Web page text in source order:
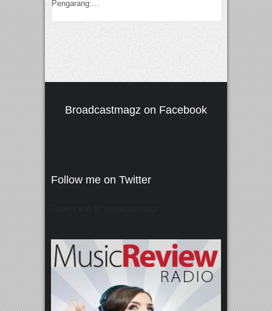
Pengarang:...
Broadcastmagz on Facebook
Follow me on Twitter